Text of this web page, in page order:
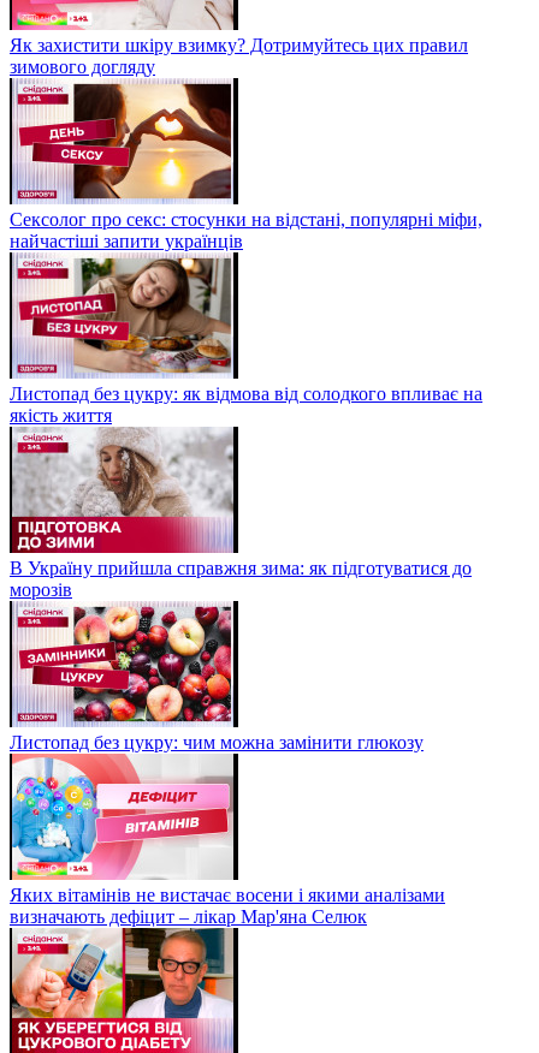
Як захистити шкіру взимку? Дотримуйтесь цих правил
зимового догляду
Сексолог про секс: стосунки на відстані, популярні міфи,
найчастіші запити українців
Листопад без цукру: як відмова від солодкого впливає на
якість життя
В Україну прийшла справжня зима: як підготуватися до
морозів
Листопад без цукру: чим можна замінити глюкозу
Яких вітамінів не вистачає восени і якими аналізами
визначають дефіцит – лікар Мар'яна Селюк